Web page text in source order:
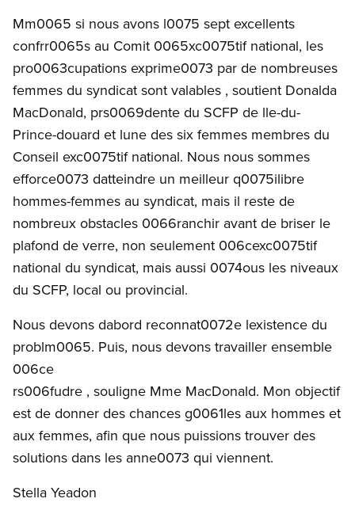
Mm0065 si nous avons l0075 sept excellents
confrr0065s au Comit 0065xc0075tif national, les
pro0063cupations exprime0073 par de nombreuses
femmes du syndicat sont valables , soutient Donalda
MacDonald, prs0069dente du SCFP de lle-du-
Prince-douard et lune des six femmes membres du
Conseil exc0075tif national. Nous nous sommes
efforce0073 datteindre un meilleur q0075ilibre
hommes-femmes au syndicat, mais il reste de
nombreux obstacles 0066ranchir avant de briser le
plafond de verre, non seulement 006cexc0075tif
national du syndicat, mais aussi 0074ous les niveaux
du SCFP, local ou provincial.
Nous devons dabord reconnat0072e lexistence du
problm0065. Puis, nous devons travailler ensemble
006ce
rs006fudre , souligne Mme MacDonald. Mon objectif
est de donner des chances g0061les aux hommes et
aux femmes, afin que nous puissions trouver des
solutions dans les anne0073 qui viennent.
Stella Yeadon